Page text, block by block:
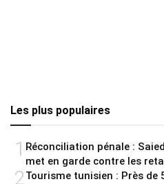
Les plus populaires
1 Réconciliation pénale :
met en garde contre les
2 Tourisme tunisien : Près de